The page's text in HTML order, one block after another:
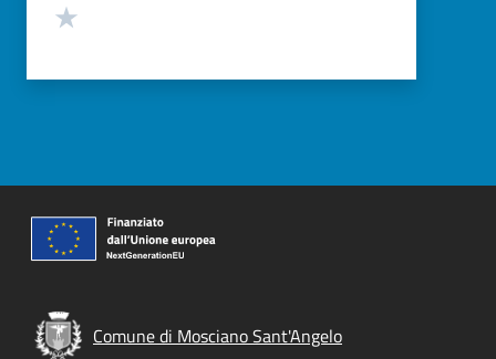
Comune di Mosciano Sant'Angelo